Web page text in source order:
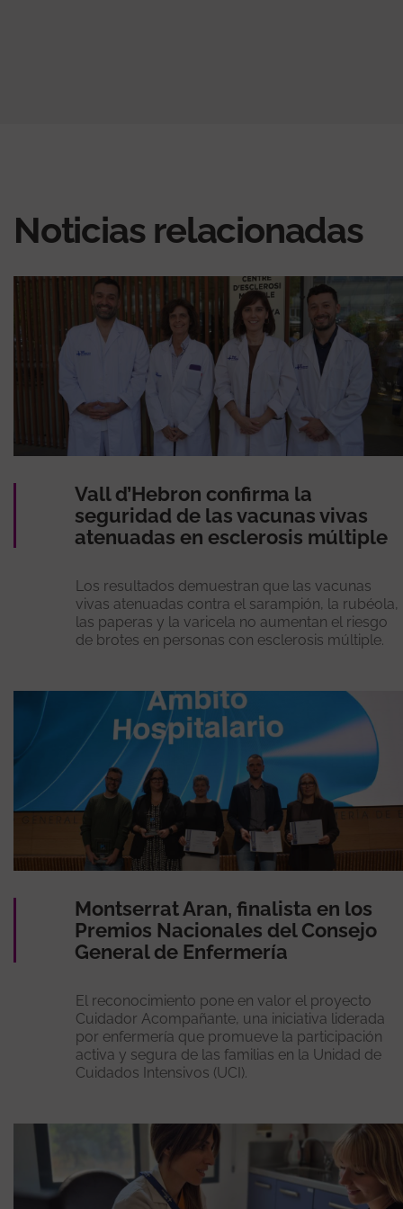
Noticias relacionadas
Vall d’Hebron confirma la
seguridad de las vacunas vivas
atenuadas en esclerosis múltiple
Los resultados demuestran que las vacunas
vivas atenuadas contra el sarampión, la rubéola,
las paperas y la varicela no aumentan el riesgo
de brotes en personas con esclerosis múltiple.
Montserrat Aran, finalista en los
Premios Nacionales del Consejo
General de Enfermería
El reconocimiento pone en valor el proyecto
Cuidador Acompañante, una iniciativa liderada
por enfermería que promueve la participación
activa y segura de las familias en la Unidad de
Cuidados Intensivos (UCI).